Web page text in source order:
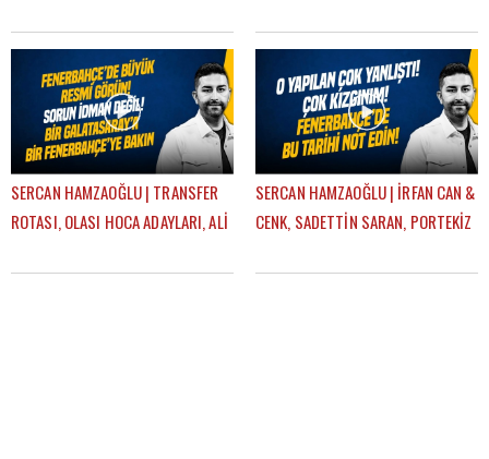
GÜNDEM FENERBAHÇE
SERCAN HAMZAOĞLU | TRANSFER
ROTASI, OLASI HOCA ADAYLARI, ALİ
FENERBAHÇE
SERCAN HAMZAOĞLU | İRFAN CAN &
CENK, SADETTİN SARAN, PORTEKİZ
FENERBAHÇE